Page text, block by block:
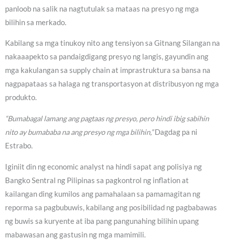
panloob na salik na nagtutulak sa mataas na presyo ng mga
bilihin sa merkado.
Kabilang sa mga tinukoy nito ang tensiyon sa Gitnang Silangan na
nakaaapekto sa pandaigdigang presyo ng langis, gayundin ang
mga kakulangan sa supply chain at imprastruktura sa bansa na
nagpapataas sa halaga ng transportasyon at distribusyon ng mga
produkto.
“Bumabagal lamang ang pagtaas ng presyo, pero hindi ibig sabihin
nito ay bumababa na ang presyo ng mga bilihin,”Dagdag pa ni
Estrabo.
Iginiit din ng economic analyst na hindi sapat ang polisiya ng
Bangko Sentral ng Pilipinas sa pagkontrol ng inflation at
kailangan ding kumilos ang pamahalaan sa pamamagitan ng
reporma sa pagbubuwis, kabilang ang posibilidad ng pagbabawas
ng buwis sa kuryente at iba pang pangunahing bilihin upang
mabawasan ang gastusin ng mga mamimili.